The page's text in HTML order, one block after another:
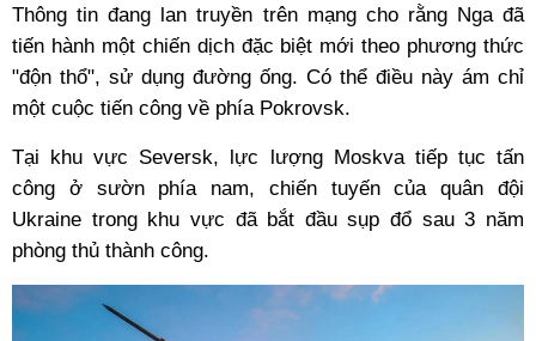
Thông tin đang lan truyền trên mạng cho rằng Nga đã
tiến hành một chiến dịch đặc biệt mới theo phương thức
"độn thổ", sử dụng đường ống. Có thể điều này ám chỉ
một cuộc tiến công về phía Pokrovsk.
Tại khu vực Seversk, lực lượng Moskva tiếp tục tấn
công ở sườn phía nam, chiến tuyến của quân đội
Ukraine trong khu vực đã bắt đầu sụp đổ sau 3 năm
phòng thủ thành công.